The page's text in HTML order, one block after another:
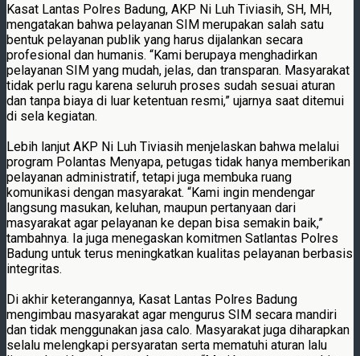
Kasat Lantas Polres Badung, AKP Ni Luh Tiviasih, SH, MH,
mengatakan bahwa pelayanan SIM merupakan salah satu
bentuk pelayanan publik yang harus dijalankan secara
profesional dan humanis. “Kami berupaya menghadirkan
pelayanan SIM yang mudah, jelas, dan transparan. Masyarakat
tidak perlu ragu karena seluruh proses sudah sesuai aturan
dan tanpa biaya di luar ketentuan resmi,” ujarnya saat ditemui
di sela kegiatan.
Lebih lanjut AKP Ni Luh Tiviasih menjelaskan bahwa melalui
program Polantas Menyapa, petugas tidak hanya memberikan
pelayanan administratif, tetapi juga membuka ruang
komunikasi dengan masyarakat. “Kami ingin mendengar
langsung masukan, keluhan, maupun pertanyaan dari
masyarakat agar pelayanan ke depan bisa semakin baik,”
tambahnya. Ia juga menegaskan komitmen Satlantas Polres
Badung untuk terus meningkatkan kualitas pelayanan berbasis
integritas.
Di akhir keterangannya, Kasat Lantas Polres Badung
mengimbau masyarakat agar mengurus SIM secara mandiri
dan tidak menggunakan jasa calo. Masyarakat juga diharapkan
selalu melengkapi persyaratan serta mematuhi aturan lalu